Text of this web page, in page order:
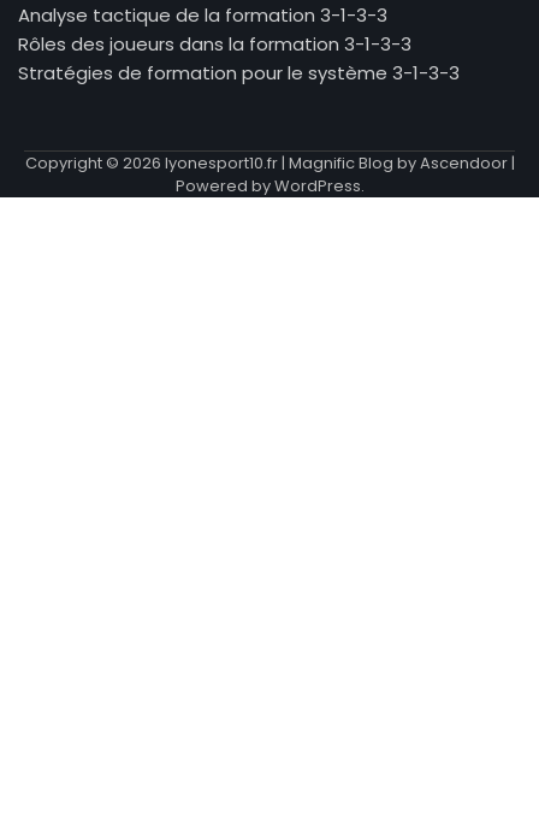
Analyse tactique de la formation 3-1-3-3
Rôles des joueurs dans la formation 3-1-3-3
Stratégies de formation pour le système 3-1-3-3
Copyright © 2026 lyonesport10.fr| Magnific Blog byAscendoor|
Powered byWordPress.